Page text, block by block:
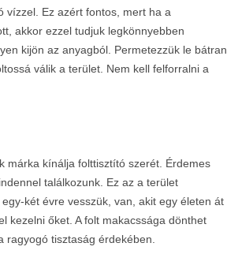
vízzel. Ez azért fontos, mert ha a
akkor ezzel tudjuk legkönnyebben
kijön az anyagból. Permetezzük le bátran
válik a terület. Nem kell felforralni a
márka kínálja folttisztító szerét. Érdemes
találkozunk. Ez az a terület
két évre vesszük, van, akit egy életen át
kezelni őket. A folt makacssága dönthet
tisztaság érdekében.